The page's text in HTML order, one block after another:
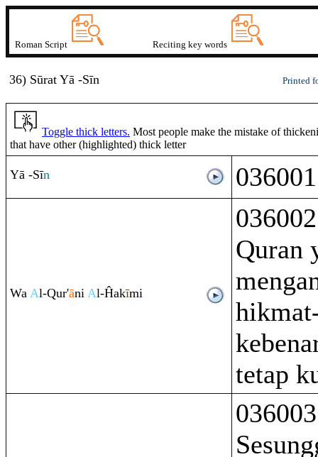
Roman Script Reciting key words
36) Sūrat Yā -Sīn Printed
Toggle thick letters. Most people make the mistake of
that have other (highlighted) thick letter
Yā -Sīn
Wa Al-Qur'āni Al-Ĥakīmi
Quran
tetap
036003